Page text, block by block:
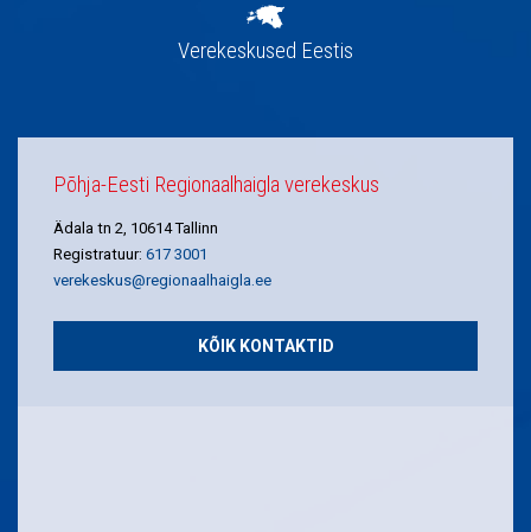
Verekeskused Eestis
Põhja-Eesti Regionaalhaigla verekeskus
Ädala tn 2, 10614 Tallinn
Registratuur: 617 3001
verekeskus@regionaalhaigla.ee
KÕIK KONTAKTID